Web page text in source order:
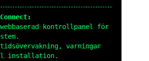
kontrollpanel för
varningar
installation.